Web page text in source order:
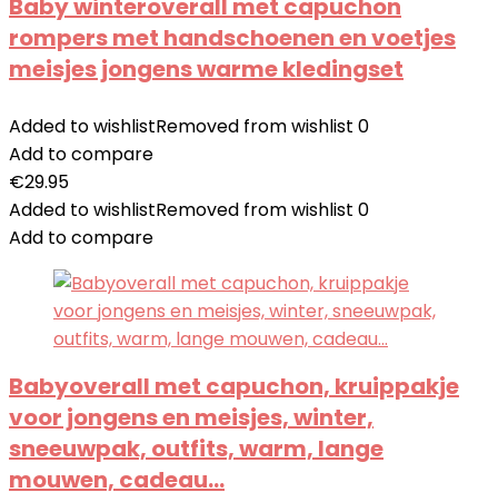
Baby winteroverall met capuchon
rompers met handschoenen en voetjes
meisjes jongens warme kledingset
Added to wishlistRemoved from wishlist 0
Add to compare
€29.95
Added to wishlistRemoved from wishlist 0
Add to compare
Babyoverall met capuchon, kruippakje
voor jongens en meisjes, winter,
sneeuwpak, outfits, warm, lange
mouwen, cadeau…